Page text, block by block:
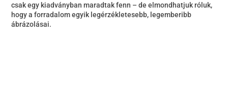
csak egy kiadványban maradtak fenn – de elmondhatjuk róluk,
hogy a forradalom egyik legérzékletesebb, legemberibb
ábrázolásai.